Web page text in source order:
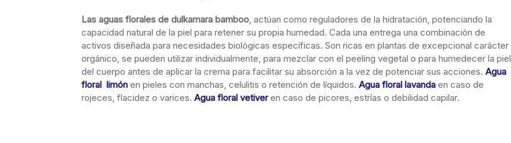
Las aguas florales de dulkamara bamboo, actúan como reguladores de la hidratación, potenciando la
capacidad natural de la piel para retener su propia humedad. Cada una entrega una combinación de
activos diseñada para necesidades biológicas específicas. Son ricas en plantas de excepcional carácter
orgánico, se pueden utilizar individualmente, para mezclar con el peeling vegetal o para humedecer la piel
del cuerpo antes de aplicar la crema para facilitar su absorción a la vez de potenciar sus acciones. Agua
floral limón en pieles con manchas, celulitis o retención de líquidos. Agua floral lavanda en caso de
rojeces, flacidez o varices. Agua floral vetiveren caso de picores, estrías o debilidad capilar.